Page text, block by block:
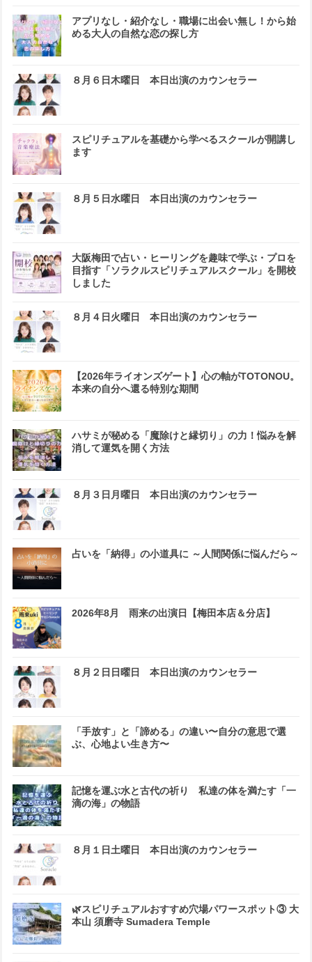
アプリなし・紹介なし・職場に出会い無し！から始
める大人の自然な恋の探し方
８月６日木曜日 本日出演のカウンセラー
スピリチュアルを基礎から学べるスクールが開講し
ます
８月５日水曜日 本日出演のカウンセラー
大阪梅田で占い・ヒーリングを趣味で学ぶ・プロを
目指す「ソラクルスピリチュアルスクール」を開校
しました
８月４日火曜日 本日出演のカウンセラー
【2026年ライオンズゲート】心の軸がTOTONOU。
本来の自分へ還る特別な期間
ハサミが秘める「魔除けと縁切り」の力！悩みを解
消して運気を開く方法
８月３日月曜日 本日出演のカウンセラー
占いを「納得」の小道具に ～人間関係に悩んだら～
2026年8月 雨来の出演日【梅田本店＆分店】
８月２日日曜日 本日出演のカウンセラー
「手放す」と「諦める」の違い〜自分の意思で選
ぶ、心地よい生き方〜
記憶を運ぶ水と古代の祈り 私達の体を満たす「一
滴の海」の物語
８月１日土曜日 本日出演のカウンセラー
🌿スピリチュアルおすすめ穴場パワースポット③ 大
本山 須磨寺 Sumadera Temple